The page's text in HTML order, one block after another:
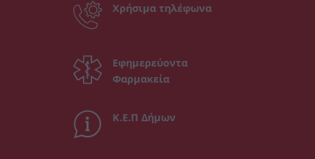
Χρήσιμα τηλέφωνα
Εφημερεύοντα
Φαρμακεία
Κ.Ε.Π Δήμων